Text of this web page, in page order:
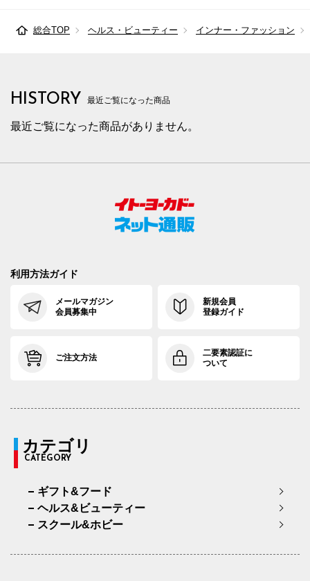
総合TOP ヘルス・ビューティー インナー・ファッション
HISTORY 最近ご覧になった商品
最近ご覧になった商品がありません。
利用方法ガイド
メールマガジン
会員募集中
新規会員
登録ガイド
ご注文方法
二要素認証に
ついて
カテゴリ
CATEGORY
ギフト&フード
ヘルス&ビューティー
スクール&ホビー